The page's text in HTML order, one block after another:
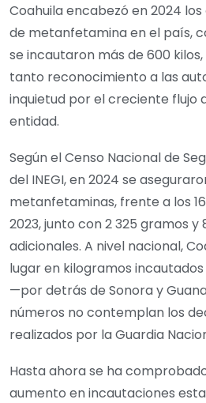
Coahuila encabezó en 2024
de metanfetamina en el país,
se incautaron más de 600
tanto reconocimiento a las
inquietud por el creciente flujo
entidad.
Según el Censo Nacional de
del INEGI, en 2024 se
metanfetaminas, frente a los
2023, junto con 2 325 gramos y
adicionales. A nivel nacional,
lugar en kilogramos
—por detrás de Sonora y
números no contemplan los
realizados por la Guardia
Hasta ahora se ha
aumento en incautaciones